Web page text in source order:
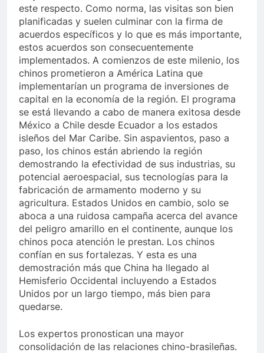
este respecto. Como norma, las visitas son bien
planificadas y suelen culminar con la firma de
acuerdos específicos y lo que es más importante,
estos acuerdos son consecuentemente
implementados. A comienzos de este milenio, los
chinos prometieron a América Latina que
implementarían un programa de inversiones de
capital en la economía de la región. El programa
se está llevando a cabo de manera exitosa desde
México a Chile desde Ecuador a los estados
isleños del Mar Caribe. Sin aspavientos, paso a
paso, los chinos están abriendo la región
demostrando la efectividad de sus industrias, su
potencial aeroespacial, sus tecnologías para la
fabricación de armamento moderno y su
agricultura. Estados Unidos en cambio, solo se
aboca a una ruidosa campaña acerca del avance
del peligro amarillo en el continente, aunque los
chinos poca atención le prestan. Los chinos
confían en sus fortalezas. Y esta es una
demostración más que China ha llegado al
Hemisferio Occidental incluyendo a Estados
Unidos por un largo tiempo, más bien para
quedarse.
Los expertos pronostican una mayor
consolidación de las relaciones chino-brasileñas.